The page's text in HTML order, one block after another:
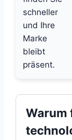
schneller
und Ihre
Marke
bleibt
präsent.
Warum